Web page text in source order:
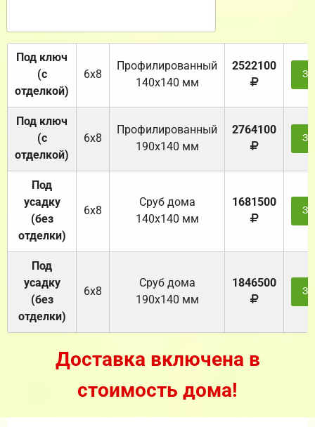
Под ключ
(с
отделкой)
6х8
Профилированный
140х140 мм
2522100
Под ключ
(с
отделкой)
6х8
Профилированный
190х140 мм
2764100
Под
усадку
(без
отделки)
6х8
Cруб дома
140х140 мм
1681500
Под
усадку
(без
отделки)
6х8
Cруб дома
190х140 мм
1846500
Доставка включена в
стоимость дома!